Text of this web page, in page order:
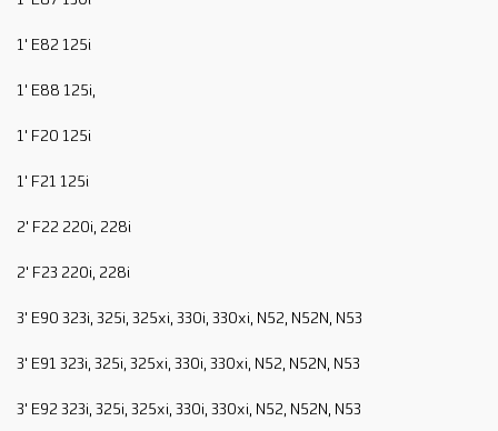
1' E82 125i
1' E88 125i,
1' F20 125i
1' F21 125i
2' F22 220i, 228i
2' F23 220i, 228i
3' E90 323i, 325i, 325xi, 330i, 330xi, N52, N52N, N53
3' E91 323i, 325i, 325xi, 330i, 330xi, N52, N52N, N53
3' E92 323i, 325i, 325xi, 330i, 330xi, N52, N52N, N53